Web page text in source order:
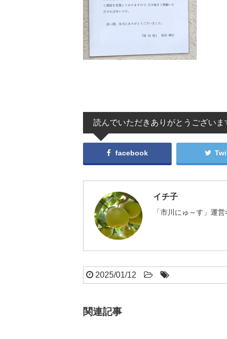
読んでいただきありがとうございま
facebook
イチ子
「市川にゅ～す」運
2025/01/12
関連記事